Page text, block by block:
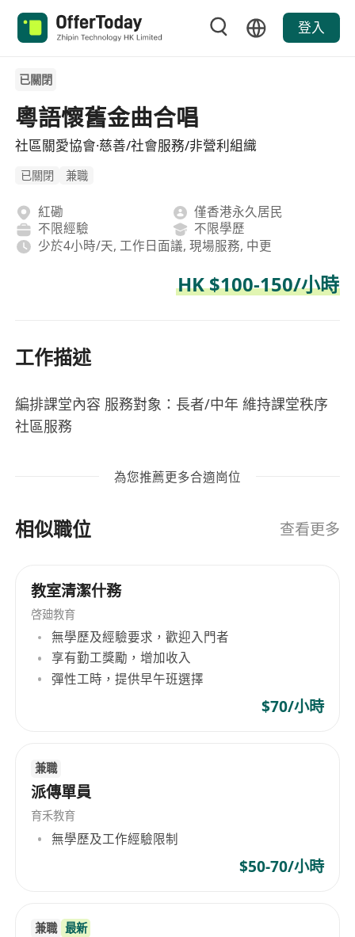
登入
已關閉
粵語懷舊金曲合唱
社區關愛協會·慈善/社會服務/非營利組織
已關閉 兼職
紅磡
僅香港永久居民
不限經驗
不限學歷
少於4小時/天, 工作日面議, 現場服務, 中更
HK $100-150/小時
工作描述
編排課堂內容 服務對象：長者/中年 維持課堂秩序
社區服務
為您推薦更多合適崗位
相似職位 查看更多
教室清潔什務
啓廸教育
無學歷及經驗要求，歡迎入門者
享有勤工獎勵，增加收入
彈性工時，提供早午班選擇
$70/小時
兼職
派傳單員
育禾教育
無學歷及工作經驗限制
$50-70/小時
兼職 最新